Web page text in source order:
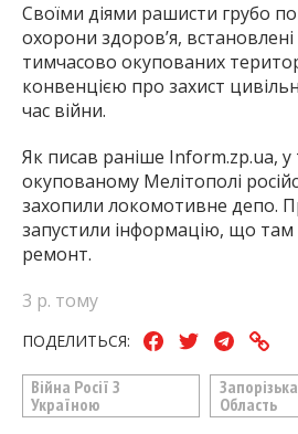
Своїми діями рашисти грубо
охорони здоров’я,
тимчасово окупованих
конвенцією про захист
час війни.
Як писав раніше Inform.zp.ua,
окупованому Мелітополі
захопили локомотивне депо.
запустили інформацію, що там
ремонт.
3 р. тому
ПОДЕЛИТЬСЯ:
Війна Росії З
Україною
Запорізька
Область